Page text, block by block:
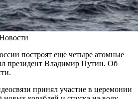
построят еще четыре атомные
президент Владимир Путин. Об
принял участие в церемонии